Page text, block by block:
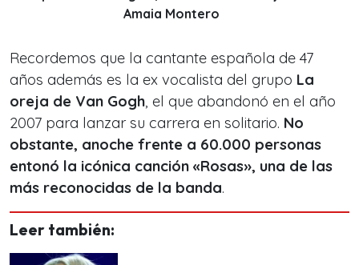
Amaia Montero
Recordemos que la cantante española de 47
años además es la ex vocalista del grupo La
oreja de Van Gogh, el que abandonó en el año
2007 para lanzar su carrera en solitario. No
obstante, anoche frente a 60.000 personas
entonó la icónica canción «Rosas», una de las
más reconocidas de la banda.
Leer también: